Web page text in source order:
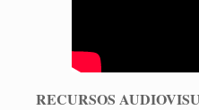
RECURSOS